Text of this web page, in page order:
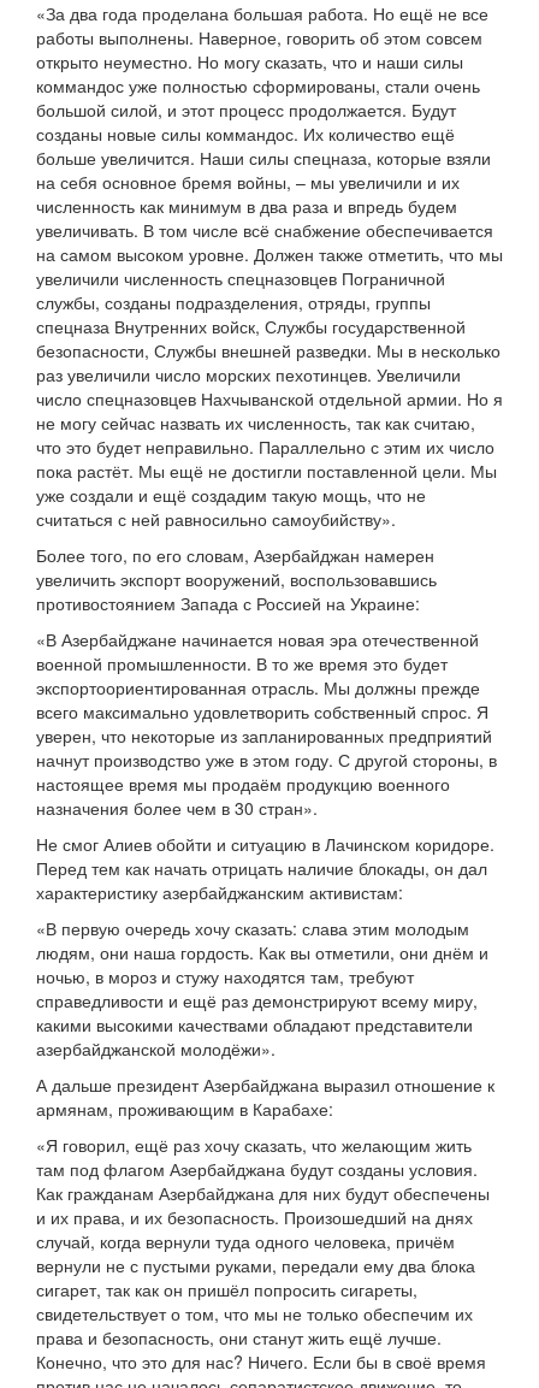
«За два года проделана большая работа. Но ещё не все
работы выполнены. Наверное, говорить об этом совсем
открыто неуместно. Но могу сказать, что и наши силы
коммандос уже полностью сформированы, стали очень
большой силой, и этот процесс продолжается. Будут
созданы новые силы коммандос. Их количество ещё
больше увеличится. Наши силы спецназа, которые взяли
на себя основное бремя войны, – мы увеличили и их
численность как минимум в два раза и впредь будем
увеличивать. В том числе всё снабжение обеспечивается
на самом высоком уровне. Должен также отметить, что мы
увеличили численность спецназовцев Пограничной
службы, созданы подразделения, отряды, группы
спецназа Внутренних войск, Службы государственной
безопасности, Службы внешней разведки. Мы в несколько
раз увеличили число морских пехотинцев. Увеличили
число спецназовцев Нахчыванской отдельной армии. Но я
не могу сейчас назвать их численность, так как считаю,
что это будет неправильно. Параллельно с этим их число
пока растёт. Мы ещё не достигли поставленной цели. Мы
уже создали и ещё создадим такую мощь, что не
считаться с ней равносильно самоубийству».
Более того, по его словам, Азербайджан намерен
увеличить экспорт вооружений, воспользовавшись
противостоянием Запада с Россией на Украине:
«В Азербайджане начинается новая эра отечественной
военной промышленности. В то же время это будет
экспортоориентированная отрасль. Мы должны прежде
всего максимально удовлетворить собственный спрос. Я
уверен, что некоторые из запланированных предприятий
начнут производство уже в этом году. С другой стороны, в
настоящее время мы продаём продукцию военного
назначения более чем в 30 стран».
Не смог Алиев обойти и ситуацию в Лачинском коридоре.
Перед тем как начать отрицать наличие блокады, он дал
характеристику азербайджанским активистам:
«В первую очередь хочу сказать: слава этим молодым
людям, они наша гордость. Как вы отметили, они днём и
ночью, в мороз и стужу находятся там, требуют
справедливости и ещё раз демонстрируют всему миру,
какими высокими качествами обладают представители
азербайджанской молодёжи».
А дальше президент Азербайджана выразил отношение к
армянам, проживающим в Карабахе:
«Я говорил, ещё раз хочу сказать, что желающим жить
там под флагом Азербайджана будут созданы условия.
Как гражданам Азербайджана для них будут обеспечены
и их права, и их безопасность. Произошедший на днях
случай, когда вернули туда одного человека, причём
вернули не с пустыми руками, передали ему два блока
сигарет, так как он пришёл попросить сигареты,
свидетельствует о том, что мы не только обеспечим их
права и безопасность, они станут жить ещё лучше.
Конечно, что это для нас? Ничего. Если бы в своё время